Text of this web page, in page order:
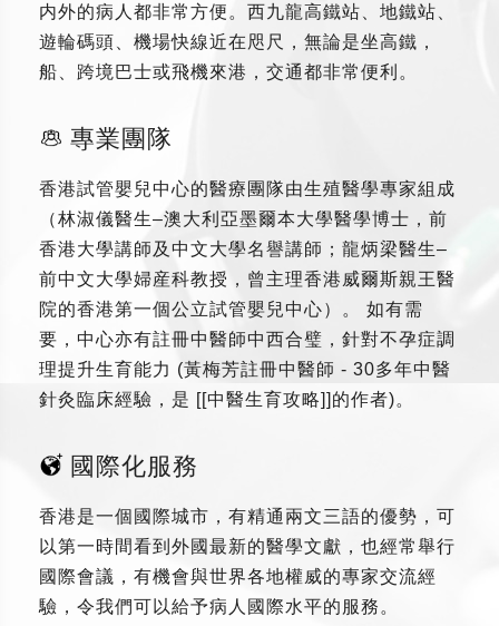
内外的病人都非常方便。西九龍高鐵站、地鐵站、
遊輪碼頭、機場快線近在咫尺，無論是坐高鐵，
船、跨境巴士或飛機來港，交通都非常便利。
專業團隊
香港試管嬰兒中心的醫療團隊由生殖醫學專家組成
（林淑儀醫生–澳大利亞墨爾本大學醫學博士，前
香港大學講師及中文大學名譽講師；龍炳梁醫生–
前中文大學婦産科教授，曾主理香港威爾斯親王醫
院的香港第一個公立試管嬰兒中心）。 如有需
要，中心亦有註冊中醫師中西合璧，針對不孕症調
理提升生育能力 (黃梅芳註冊中醫師 - 30多年中醫
針灸臨床經驗，是 [[中醫生育攻略]]的作者)。
國際化服務
香港是一個國際城市，有精通兩文三語的優勢，可
以第一時間看到外國最新的醫學文獻，也經常舉行
國際會議，有機會與世界各地權威的專家交流經
驗，令我們可以給予病人國際水平的服務。